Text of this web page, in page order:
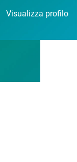
Visualizza profilo